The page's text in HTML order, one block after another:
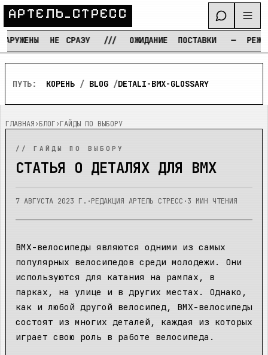
АРТЕЛЬ_СТРЕСС
НЕ СРАЗУ /// ОЖИДАНИЕ ПОСТАВКИ — РЕЖИМ
ПУТЬ: КОРЕНЬ / BLOG /DETALI-BMX-GLOSSARY
ГЛАВНАЯ›БЛОГ›ГАЙДЫ ПО ВЫБОРУ
//ГАЙДЫ ПО ВЫБОРУ
СТАТЬЯ О ДЕТАЛЯХ ДЛЯ BMX
7 АВГУСТА 2023 Г. ·РЕДАКЦИЯ АРТЕЛЬ СТРЕСС ·3 МИН ЧТЕНИЯ
BMX-велосипеды являются одними из самых
популярных велосипедов среди молодежи. Они
используются для катания на рампах, в
парках, на улице и в других местах. Однако,
как и любой другой велосипед, BMX-велосипеды
состоят из многих деталей, каждая из которых
играет свою роль в работе велосипеда.